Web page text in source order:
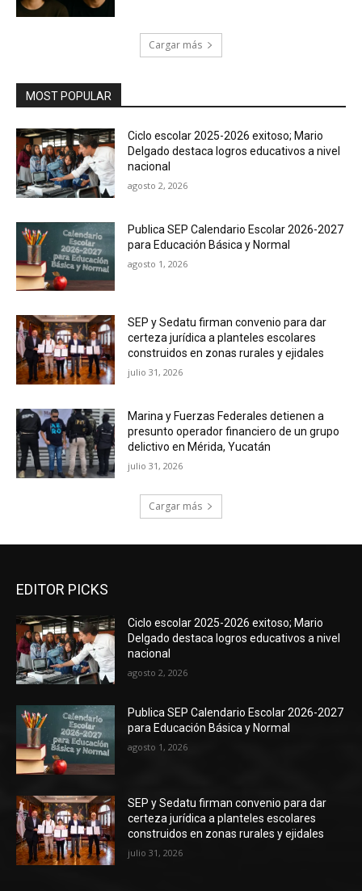
Cargar más
MOST POPULAR
Ciclo escolar 2025-2026 exitoso; Mario
Delgado destaca logros educativos a nivel
nacional
agosto 2, 2026
Publica SEP Calendario Escolar 2026-2027
para Educación Básica y Normal
agosto 1, 2026
SEP y Sedatu firman convenio para dar
certeza jurídica a planteles escolares
construidos en zonas rurales y ejidales
julio 31, 2026
Marina y Fuerzas Federales detienen a
presunto operador financiero de un grupo
delictivo en Mérida, Yucatán
julio 31, 2026
Cargar más
EDITOR PICKS
Ciclo escolar 2025-2026 exitoso; Mario
Delgado destaca logros educativos a nivel
nacional
agosto 2, 2026
Publica SEP Calendario Escolar 2026-2027
para Educación Básica y Normal
agosto 1, 2026
SEP y Sedatu firman convenio para dar
certeza jurídica a planteles escolares
construidos en zonas rurales y ejidales
julio 31, 2026